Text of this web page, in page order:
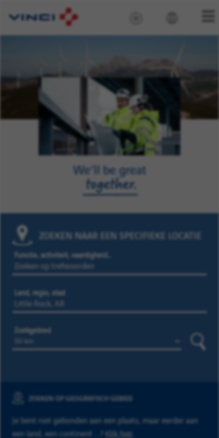
ZOEKEN NAAR EEN SPECIFIEKE LOCATIE
Functie, activiteit, vaardigheid…
Land, regio, stad
Zoekgebied
ZOEKEN OP GEOGRAFISCH GEBIED
Je bent niet gebonden aan een plaats, maar eerder aan
een land, een continent ...? Klik hier